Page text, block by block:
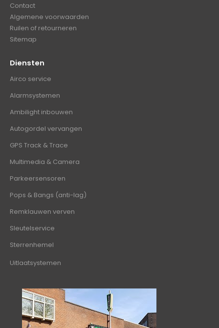
Contact
Algemene voorwaarden
Ruilen of retourneren
Sitemap
Diensten
Airco service
Alarmsystemen
Ambilight inbouwen
Autogordel vervangen
GPS Track & Trace
Multimedia & Camera
Parkeersensoren
Pops & Bangs (anti-lag)
Remklauwen verven
Sleutelservice
Sterrenhemel
Uitlaatsystemen